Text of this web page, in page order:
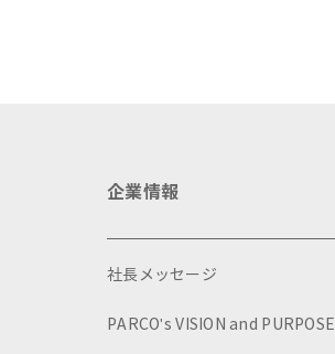
企業情報
社長メッセージ
PARCO's VISION and PURPOSE